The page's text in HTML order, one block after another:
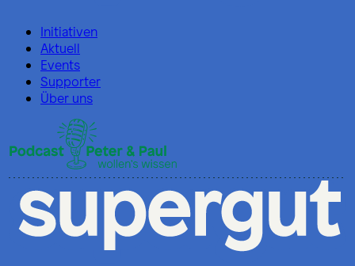
Initiativen
Aktuell
Events
Supporter
Über uns